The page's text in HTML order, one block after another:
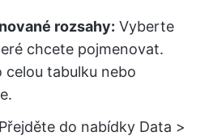
rozsahy: Vyberte
chcete pojmenovat.
celou tabulku nebo
Přejděte do nabídky Data >